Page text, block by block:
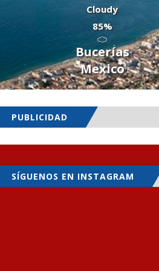
Cloudy
85%
Bucerías
Mexico
PUBLICIDAD
SÍGUENOS EN INSTAGRAM